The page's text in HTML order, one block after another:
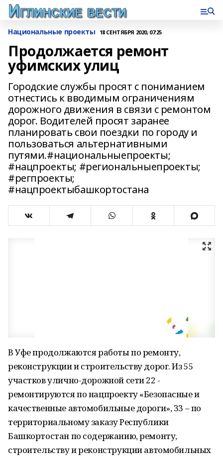
Национальные проекты 18 СЕНТЯБРЯ 2020, 07:25
Продолжается ремонт
уфимских улиц
Городские службы просят с пониманием
отнестись к вводимым ограничениям
дорожного движения в связи с ремонтом
дорог. Водителей просят заранее
планировать свои поездки по городу и
пользоваться альтернативными
путями.#национальныепроекты;
#нацпроекты; #региональныепроекты;
#регпроекты;
#нацпроектыбашкортостана
В Уфе продолжаются работы по ремонту,
реконструкции и строительству дорог. Из 55
участков улично-дорожной сети 22 -
ремонтируются по нацпроекту «Безопасные и
качественные автомобильные дороги», 33 – по
территориальному заказу Республики
Башкортостан по содержанию, ремонту,
строительству и реконструкции автомобильных